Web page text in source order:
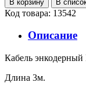
Код товара: 13542
Описание
Кабель энкодерный
Длина 3м.